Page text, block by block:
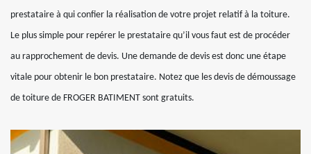
prestataire à qui confier la réalisation de votre projet relatif à la toiture.
Le plus simple pour repérer le prestataire qu’il vous faut est de procéder
au rapprochement de devis. Une demande de devis est donc une étape
vitale pour obtenir le bon prestataire. Notez que les devis de démoussage
de toiture de FROGER BATIMENT sont gratuits.